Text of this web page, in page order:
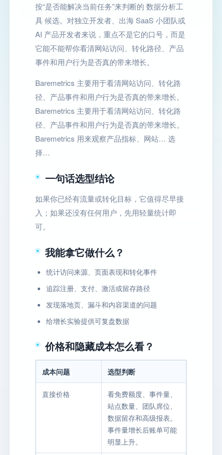
按“是否能解决当前任务”来判断的 数据分析工
具 候选。对独立开发者、出海 SaaS 小团队或
AI 产品开发者来说，重点不是它的口号，而是
它能不能帮你看清网站访问、转化路径、产品
事件和用户行为是否真的带来增长。
Baremetrics 主要用于看清网站访问、转化路
径、产品事件和用户行为是否真的带来增长。
Baremetrics 主要用于看清网站访问、转化路
径、产品事件和用户行为是否真的带来增长。
Baremetrics 用来观察产品指标、网站… 选
择…
一句话选型结论
如果你已经有流量或转化目标，它值得尽早接
入；如果还没有任何用户，先用轻量统计即
可。
我能拿它做什么？
统计访问来源、页面表现和转化事件
追踪注册、支付、激活或留存路径
发现落地页、漏斗和内容渠道的问题
给增长实验提供可复盘数据
价格和隐藏成本怎么看？
成本问题 选型判断
直接价格
看免费额度、事件量、
站点数量、团队席位、
数据留存和高级报表。
事件量增长后账单可能
明显上升。